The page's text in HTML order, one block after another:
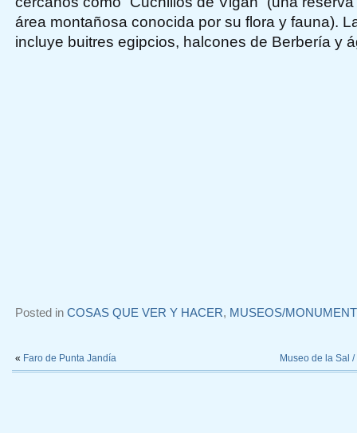
área montañosa conocida por su flora y fauna).
incluye buitres egipcios, halcones de Berbería y
Posted in COSAS QUE VER Y HACER, MUSEOS/
Museo de la Sal
« Faro de Punta Jandía